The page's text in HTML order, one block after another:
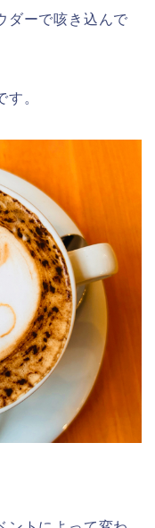
ダーで咳き込んで
。